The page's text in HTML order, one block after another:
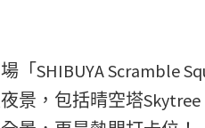
「SHIBUYA Scramble
景，包括晴空塔